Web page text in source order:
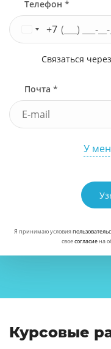
Телефон *
+7
Связаться через
Почта *
У
Я принимаю условия
своесогласиена
Курсовые